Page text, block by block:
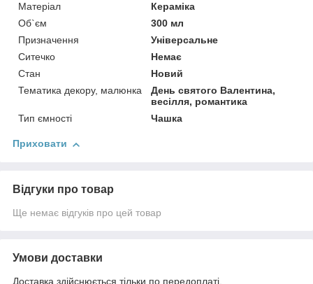
Матеріал
Кераміка
Об`єм
300 мл
Призначення
Універсальне
Ситечко
Немає
Стан
Новий
Тематика декору, малюнка
День святого Валентина,
весілля, романтика
Тип ємності
Чашка
Приховати
Відгуки про товар
Ще немає відгуків про цей товар
Умови доставки
Доставка здійснюється тільки по передоплаті.